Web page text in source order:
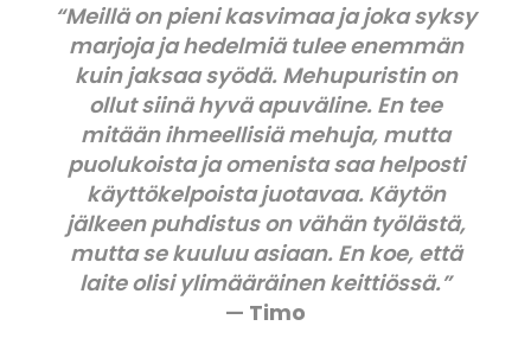
“Meillä on pieni kasvimaa ja joka syksy
marjoja ja hedelmiä tulee enemmän
kuin jaksaa syödä. Mehupuristin on
ollut siinä hyvä apuväline. En tee
mitään ihmeellisiä mehuja, mutta
puolukoista ja omenista saa helposti
käyttökelpoista juotavaa. Käytön
jälkeen puhdistus on vähän työlästä,
mutta se kuuluu asiaan. En koe, että
laite olisi ylimääräinen keittiössä.”
— Timo